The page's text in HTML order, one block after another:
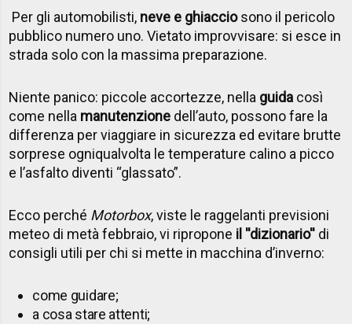
Per gli automobilisti, neve e ghiacciosono il pericolo
pubblico numero uno. Vietato improvvisare: si esce in
strada solo con la massima preparazione.
Niente panico: piccole accortezze, nella guida così
come nella manutenzione dell’auto, possono fare la
differenza per viaggiare in sicurezza ed evitare brutte
sorprese ogniqualvolta le temperature calino a picco
e l’asfalto diventi “glassato”.
Ecco perché Motorbox, viste le raggelanti previsioni
meteo di metà febbraio, vi ripropone il ''dizionario'' di
consigli utili per chi si mette in macchina d’inverno:
come guidare;
a cosa stare attenti;